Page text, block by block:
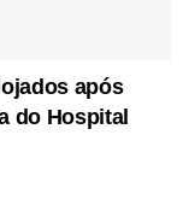
após
do Hospital